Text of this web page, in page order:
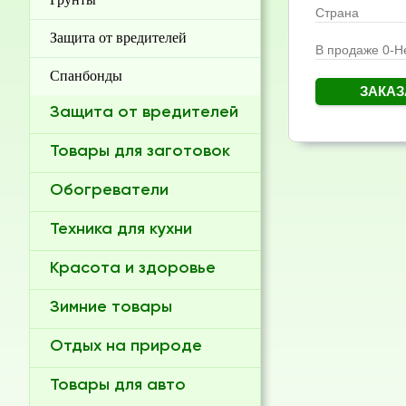
Защита от вредителей
Спанбонды
Защита от вредителей
Товары для заготовок
Обогреватели
Техника для кухни
Красота и здоровье
Зимние товары
Отдых на природе
Товары для авто
Страна
В продаже 0-